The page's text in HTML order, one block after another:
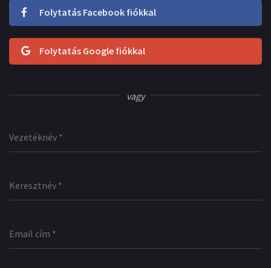
Folytatás Facebook fiókkal
Folytatás Google fiókkal
vagy